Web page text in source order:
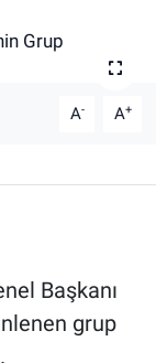
A- A+
Başkanı
grup